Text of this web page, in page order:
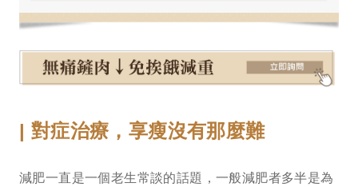
| 對症治療，享瘦沒有那麼難
減肥一直是一個老生常談的話題，一般減肥者多半是為